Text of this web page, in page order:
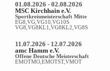
01.08.2026 - 02.08.2026
MSC Kirchhain e.V.
Sportkreismeisterschaft Mitte
EG8,VG,VG10,VG10S
VG8,VG8KL1,VG8KL2,VG8S
11.07.2026 - 12.07.2026
amc Hamm e.V.
Offene Deutsche Meisterschaft
EMOTMO,EMOTST,VMOT